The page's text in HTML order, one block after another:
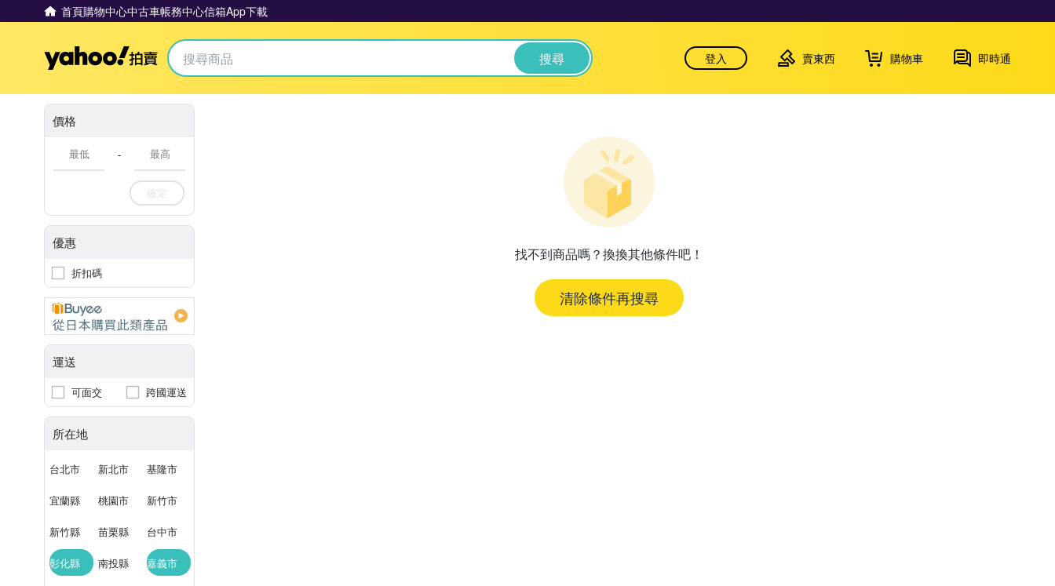
首頁購物中心中古車帳務中心信箱App下載
Yahoo拍賣 搜尋 登入 賣東西 購物車 即時通
價格
-
確定
優惠
折扣碼
運送
可面交 跨國運送
所在地
台北市 新北市 基隆市
宜蘭縣 桃園市 新竹市
新竹縣 苗栗縣 台中市
彰化縣 南投縣 嘉義市
找不到商品嗎？換換其他條件吧！
清除條件再搜尋